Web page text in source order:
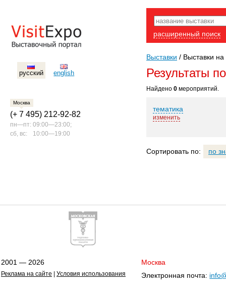
русский english
Москва
(+ 7 495) 212-92-82
пн—пт: 09:00—23:00;
сб, вс:
10:00—19:00
расширенный поиск
Выставки / Выставки на
Результаты
Найдено 0 мероприятий.
тематика
изменить
Сортировать по: по
2001 — 2026
Реклама на сайте Условия использования
Москва
Электронная почта: